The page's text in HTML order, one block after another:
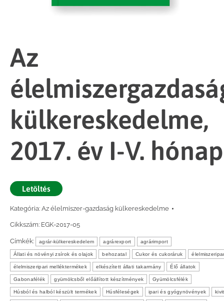
Az
külkereskedelme,
2017. év I-V. hónap
Letöltés
Kategória: Az élelmiszer-gazdaság külkereskedelme
Cikkszám: EGK-2017-05
Címkék: agrár-külkereskedelem agrárexport agrárimport
Állati és növényi zsírok és olajok behozatal Cukor és cukoráruk
élelmiszeripari melléktermékek elkészített állati takarmány Élő állatok
Gabonafélék gyümölcsből előállított készítmények Gyümölcsfélék
Húsból és halból készült termékek Húsféleségek ipari és gyógynövények